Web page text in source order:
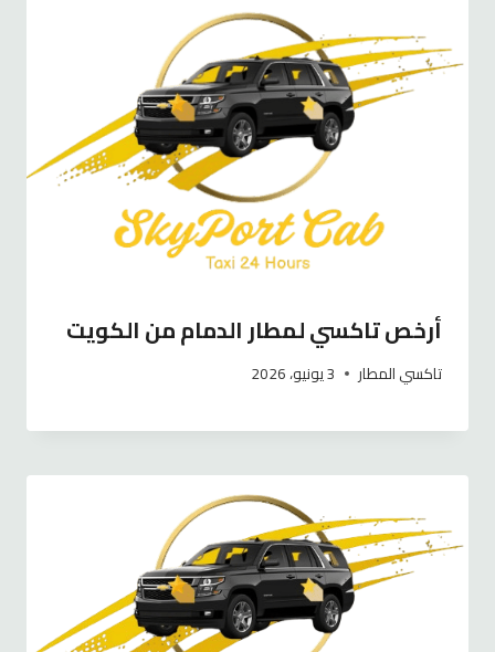
أرخص تاكسي لمطار الدمام من الكويت
تاكسي المطار 3 يونيو، 2026